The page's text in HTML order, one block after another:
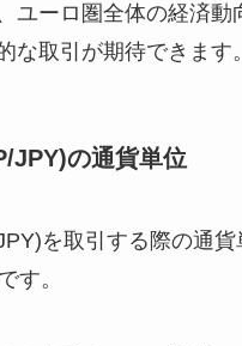
ユーロ圏全体の経済動
な取引が期待できます。
JPY)の通貨単位
を取引する際の通貨
です。